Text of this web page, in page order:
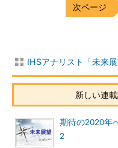
IHSアナリスト「未来
新しい連
期待の2020年
2